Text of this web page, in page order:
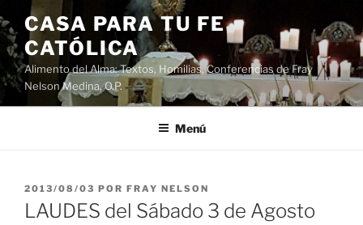
Saltar
al
contenido
CASA PARA TU FE
CATÓLICA
Alimento del Alma: Textos, Homilias, Conferencias de Fray
Nelson Medina, O.P.
Menú
PUBLICADO
EL
2013/08/03 POR FRAY NELSON
LAUDES del Sábado 3 de Agosto